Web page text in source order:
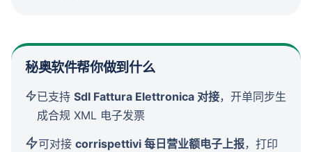
秘奥软件帮你做到什么
已支持 SdI Fattura Elettronica 对接，开单同步生
成合规 XML 电子发票
可对接corrispettivi 每日营业额电子上报，打印